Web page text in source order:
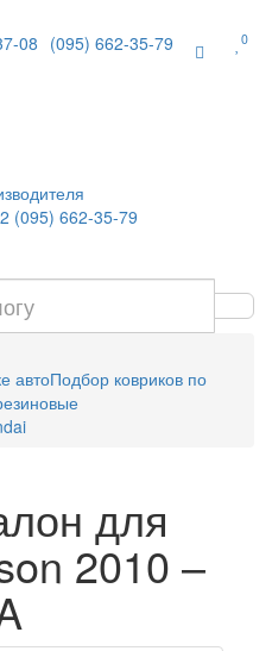
08 (095) 662-35-79 0
(095) 662-35-79
автоПодбор ковриков по
для
2010 –